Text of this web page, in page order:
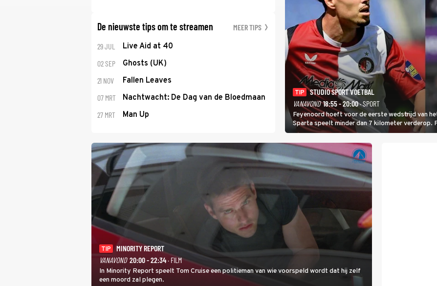
De nieuwste tips om te streamen MEER TIPS
29 JUL Live Aid at 40
02 SEP Ghosts (UK)
21 NOV Fallen Leaves
07 MRT Nachtwacht: De Dag van de Bloedmaan
27 MRT Man Up
TIP
STUDIO SPORT VOETBAL
VANAVOND 18:55 - 20:00· SPORT
Feyenoord hoeft voor de eerste wedstrijd van
Sparta speelt minder dan 7 kilometer verderop.
Ferri aan van KVC Westerlo uit België.
TIP
MINORITY REPORT
VANAVOND 20:00 - 22:34· FILM
In Minority Report speelt Tom Cruise een politieman van wie voorspeld wordt dat hij zelf
een moord zal plegen.